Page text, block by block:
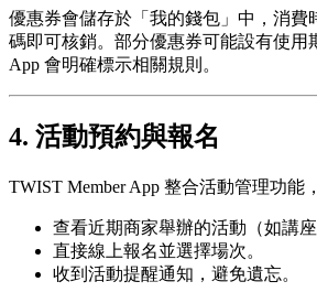
優惠券會儲存於「我的錢包」中，消費
碼即可核銷。部分優惠券可能設有使用
App 會明確標示相關規則。
4. 活動預約與報名
TWIST Member App 整合活動管理功能
查看近期商家舉辦的活動（如講座
直接線上報名並選擇場次。
收到活動提醒通知，避免遺忘。